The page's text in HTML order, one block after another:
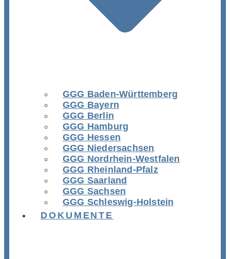
GGG Baden-Württemberg
GGG Bayern
GGG Berlin
GGG Hamburg
GGG Hessen
GGG Niedersachsen
GGG Nordrhein-Westfalen
GGG Rheinland-Pfalz
GGG Saarland
GGG Sachsen
GGG Schleswig-Holstein
DOKUMENTE